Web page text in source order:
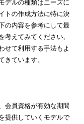
デルの種類はニーズに
トの作成方法に特に決
の内容を参考にして最
考えてみてください。
せて利用する手法もよ
きています。
会員資格が有効な期間
提供していくモデルで